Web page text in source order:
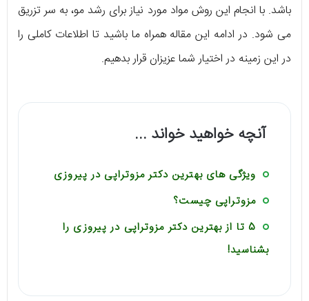
باشد. با انجام این روش مواد مورد نیاز برای رشد مو، به سر تزریق
می شود. در ادامه این مقاله همراه ما باشید تا اطلاعات کاملی را
در این زمینه در اختیار شما عزیزان قرار بدهیم.
آنچه خواهید خواند ...
ویژگی های بهترین دکتر مزوتراپی در پیروزی
مزوتراپی چیست؟
5 تا از بهترین دکتر مزوتراپی در پیروزی را
بشناسید!